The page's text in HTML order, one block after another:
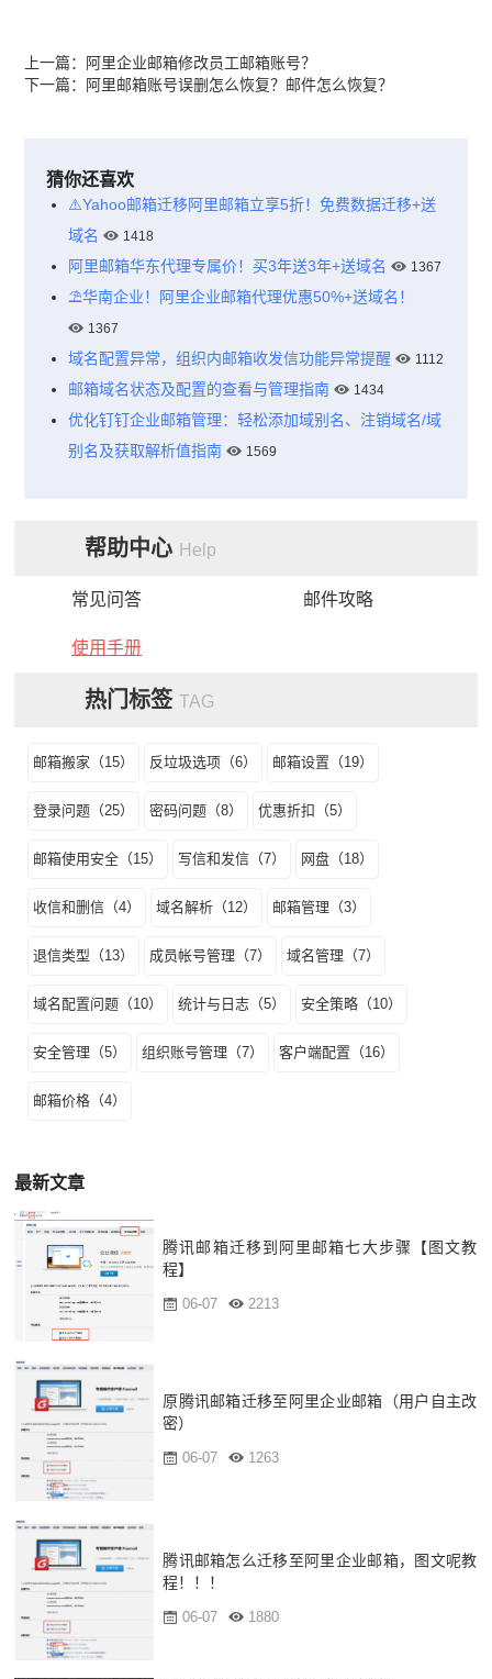
上一篇：
阿里企业邮箱修改员工邮箱账号？
下一篇：
阿里邮箱账号误删怎么恢复？邮件怎么恢复？
猜你还喜欢
⚠️Yahoo邮箱迁移阿里邮箱立享5折！免费数据迁移+送
域名
1418
阿里邮箱华东代理专属价！买3年送3年+送域名 1367
⛱️华南企业！阿里企业邮箱代理优惠50%+送域名！
1367
域名配置异常，组织内邮箱收发信功能异常提醒 1112
邮箱域名状态及配置的查看与管理指南 1434
优化钉钉企业邮箱管理：轻松添加域别名、注销域名/域
别名及获取解析值指南
1569
帮助中心 Help
常见问答 邮件攻略
使用手册
热门标签 TAG
邮箱搬家（15） 反垃圾选项（6） 邮箱设置（19）
登录问题（25） 密码问题（8） 优惠折扣（5）
邮箱使用安全（15） 写信和发信（7） 网盘（18）
收信和删信（4） 域名解析（12） 邮箱管理（3）
退信类型（13） 成员帐号管理（7） 域名管理（7）
域名配置问题（10） 统计与日志（5） 安全策略（10）
安全管理（5） 组织账号管理（7） 客户端配置（16）
邮箱价格（4）
最新文章
腾讯邮箱迁移到阿里邮箱七大步骤【图文教
程】
06-07 2213
原腾讯邮箱迁移至阿里企业邮箱（用户自主改
密）
06-07 1263
腾讯邮箱怎么迁移至阿里企业邮箱，图文呢教
程！！！
06-07 1880